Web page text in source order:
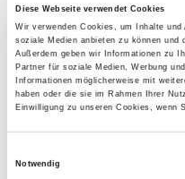
Diese Webseite verwendet Cookies
Wir verwenden Cookies, um Inhalte
soziale Medien anbieten zu können und
Außerdem geben wir Informationen zu
Partner für soziale Medien, Werbung
Informationen möglicherweise mit
haben oder die sie im Rahmen Ihrer
Einwilligung zu unseren Cookies, wenn
Notwendig
OG - Bindlach
Königsheidestr. 9
95463 Bindlach